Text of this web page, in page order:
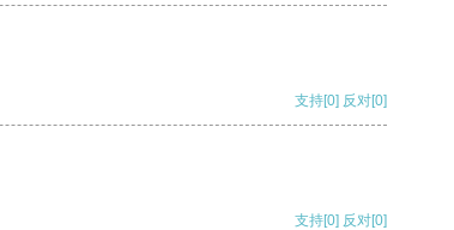
支持[0] 反对[0]
支持[0] 反对[0]